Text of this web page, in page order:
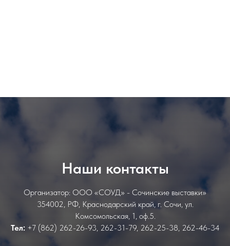
Наши контакты
Организатор: ООО «СОУД» - Сочинские выставки»
354002, РФ, Краснодарский край, г. Сочи, ул.
Комсомольская, 1, оф.5.
Тел: +7 (862) 262-26-93, 262-31-79, 262-25-38, 262-46-34